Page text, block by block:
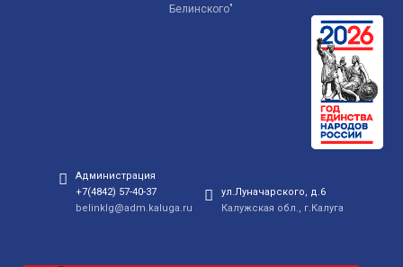
Белинского"
Администрация
+7(4842) 57-40-37
belinklg@adm.kaluga.ru
ул.Луначарского, д.6
Калужская обл., г.Калуга